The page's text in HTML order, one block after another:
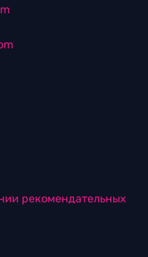
рекомендательных